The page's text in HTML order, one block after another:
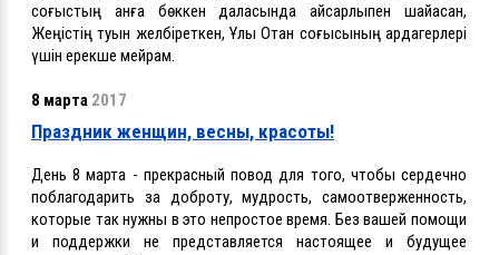
соғыстың қанға бөккен даласында қайсарлықпен шайқасқан,
Жеңістің туын желбіреткен, Ұлы Отан соғысының ардагерлері
үшін ерекше мейрам.
8 марта 2017
Праздник женщин, весны, красоты!
День 8 марта - прекрасный повод для того, чтобы сердечно
поблагодарить за доброту, мудрость, самоотверженность,
которые так нужны в это непростое время. Без вашей помощи
и поддержки не представляется настоящее и будущее